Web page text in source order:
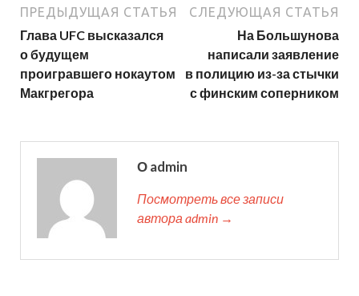
ПРЕДЫДУЩАЯ СТАТЬЯ
Глава UFC высказался
о будущем
проигравшего нокаутом
Макгрегора
СЛЕДУЮЩАЯ СТАТЬЯ
На Большунова
написали заявление
в полицию из-за стычки
с финским соперником
О admin
Посмотреть все записи
автора admin →